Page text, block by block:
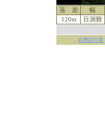
落 差 幅
120m
目測難
白蛇の滝